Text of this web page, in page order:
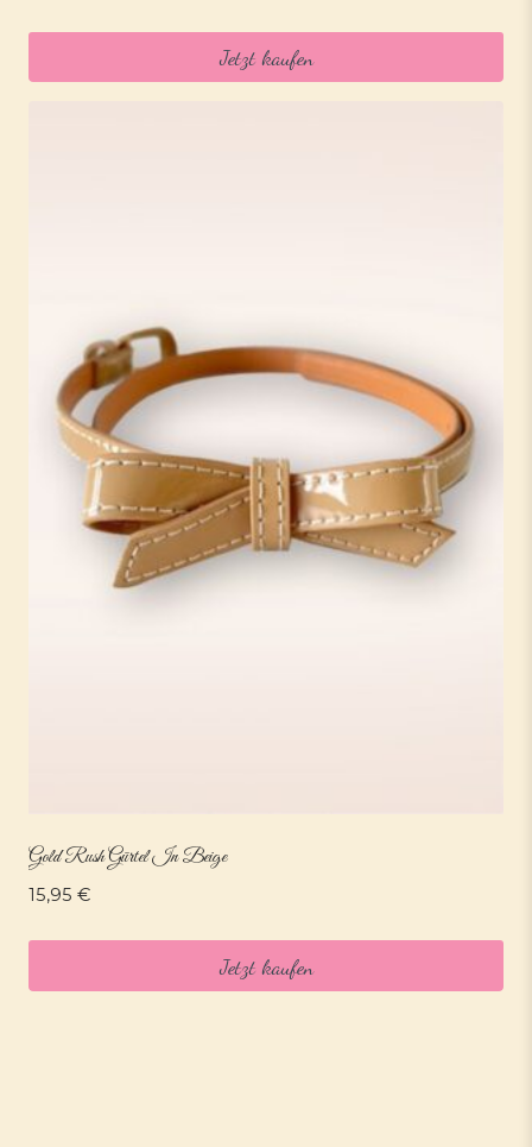
Jetzt kaufen
Gold Rush Gürtel In Beige
15,95 €
Jetzt kaufen